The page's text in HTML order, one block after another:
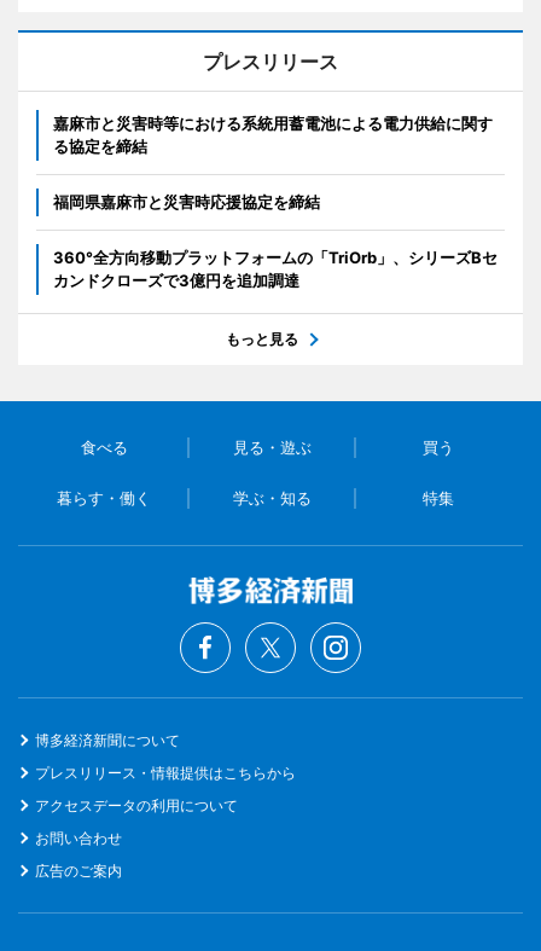
プレスリリース
嘉麻市と災害時等における系統用蓄電池による電力供給に関す
る協定を締結
福岡県嘉麻市と災害時応援協定を締結
360°全方向移動プラットフォームの「TriOrb」、シリーズBセ
カンドクローズで3億円を追加調達
もっと見る
食べる 見る・遊ぶ 買う
暮らす・働く 学ぶ・知る 特集
博多経済新聞について
プレスリリース・情報提供はこちらから
アクセスデータの利用について
お問い合わせ
広告のご案内